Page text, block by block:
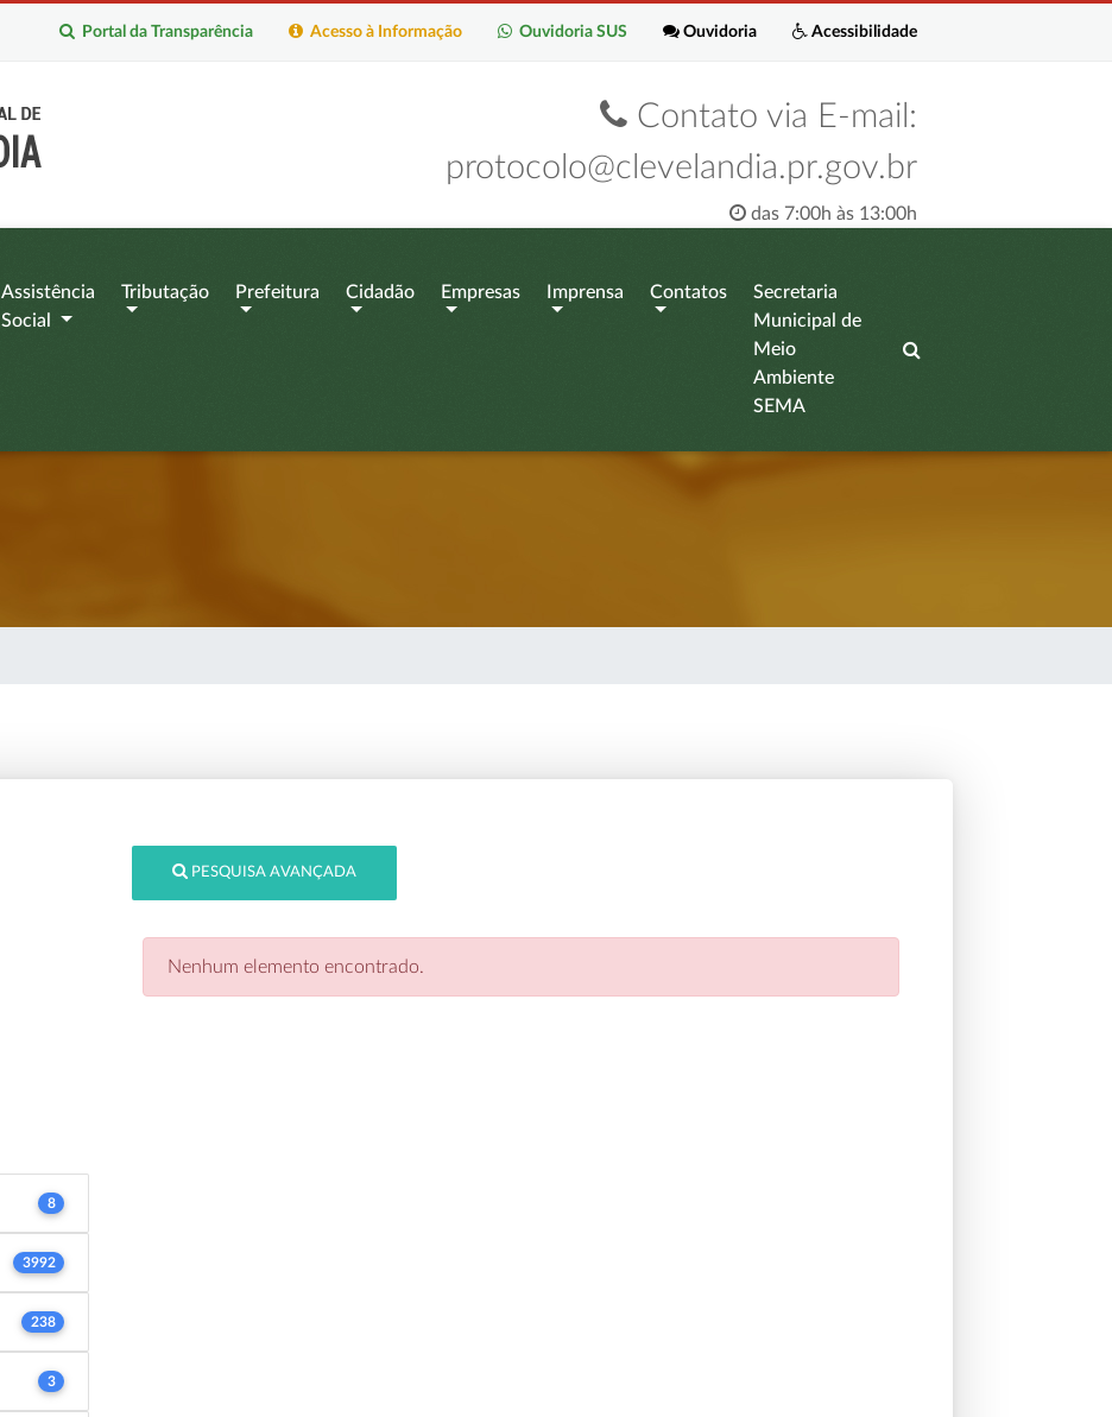
Acessibilidade
Ouvidoria
Ouvidoria SUS
Acesso à Informação
Portal da Transparência
Contato via E-mail:
protocolo@clevelandia.pr.gov.br
das 7:00h às 13:00h
Assistência
Social
Tributação Prefeitura Cidadão Empresas Imprensa Contatos
Secretaria
Municipal de
Meio
Ambiente
SEMA
8
3992
238
3
PESQUISA AVANÇADA
Nenhum elemento encontrado.